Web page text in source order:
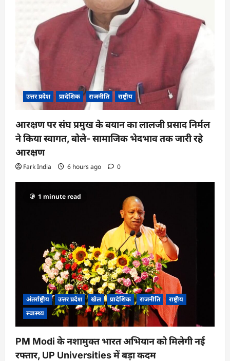
उत्तर प्रदेश प्रादेशिक राजनीति राष्ट्रीय
आरक्षण पर संघ प्रमुख के बयान का लालजी प्रसाद निर्मल
ने किया स्वागत, बोले- सामाजिक भेदभाव तक जारी रहे
आरक्षण
Fark India 6 hours ago 0
1 minute read
अंतर्राष्ट्रीय उत्तर प्रदेश खेल प्रादेशिक राजनीति
राष्ट्रीय
स्वास्थ्य
PM Modi के नशामुक्त भारत अभियान को मिलेगी नई
रफ्तार, UP Universities में बड़ा कदम